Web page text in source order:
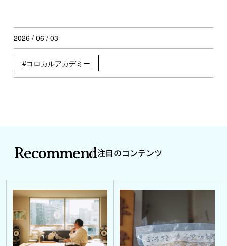
2026 / 06 / 03
コロカルアカデミー
Recommend注目のコンテンツ